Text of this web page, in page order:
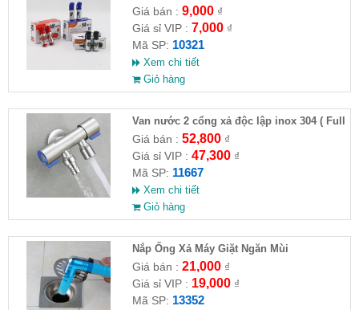
Giá bán : 9,000₫
Giá sỉ VIP : 7,000₫
Mã SP: 10321
Xem chi tiết
Giỏ hàng
Van nước 2 cổng xả độc lập inox 304 ( Full
VAT )
Giá bán : 52,800₫
Giá sỉ VIP : 47,300₫
Mã SP: 11667
Xem chi tiết
Giỏ hàng
Nắp Ống Xả Máy Giặt Ngăn Mùi
Giá bán : 21,000₫
Giá sỉ VIP : 19,000₫
Mã SP: 13352